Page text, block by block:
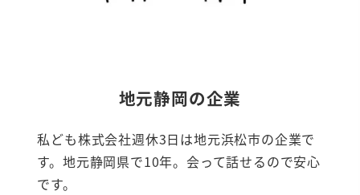
地元静岡の企業
私ども株式会社週休3日は地元浜松市の企業で
す。地元静岡県で10年。会って話せるので安心
です。